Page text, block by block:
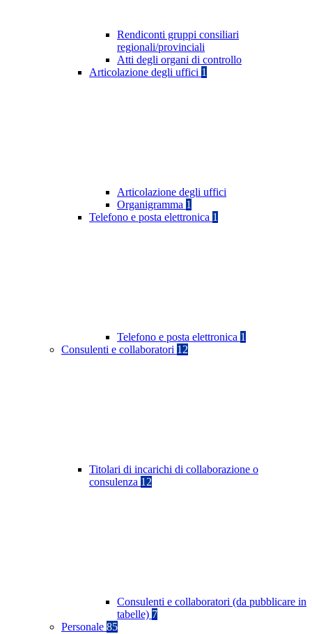
Rendiconti gruppi consiliari
regionali/provinciali
Atti degli organi di controllo
Articolazione degli uffici 1
Articolazione degli uffici
Organigramma 1
Telefono e posta elettronica 1
Telefono e posta elettronica 1
Consulenti e collaboratori 12
Titolari di incarichi di collaborazione o
consulenza 12
Consulenti e collaboratori (da pubblicare in
tabelle) 7
Personale 85